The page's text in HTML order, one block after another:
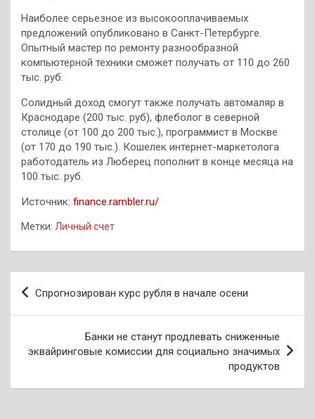
Наиболее серьезное из высокооплачиваемых
предложений опубликовано в Санкт-Петербурге.
Опытный мастер по ремонту разнообразной
компьютерной техники сможет получать от 110 до 260
тыс. руб.
Солидный доход смогут также получать автомаляр в
Краснодаре (200 тыс. руб), флеболог в северной
столице (от 100 до 200 тыс.), программист в Москве
(от 170 до 190 тыс.). Кошелек интернет-маркетолога
работодатель из Люберец пополнит в конце месяца на
100 тыс. руб.
Источник: finance.rambler.ru/
Метки: Личный счет
Навигация
Спрогнозирован курс рубля в начале осени
Банки не станут продлевать сниженные
эквайринговые комиссии для социально значимых
продуктов